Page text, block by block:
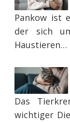
Pankow ist
der sich
Haustieren…
Das
wichtiger